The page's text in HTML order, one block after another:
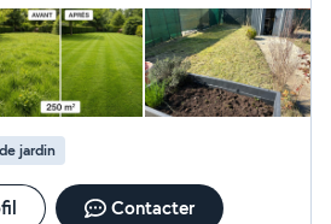
* visites * coordination artisans *
* ménage * préparation Airbnb *
* entretien extérieur/jardin
le Valenciennois et communes
clairs, du matériel de qualité, et
contacter pour toute demande
simplifier votre quotidien !
jardin
Contacter